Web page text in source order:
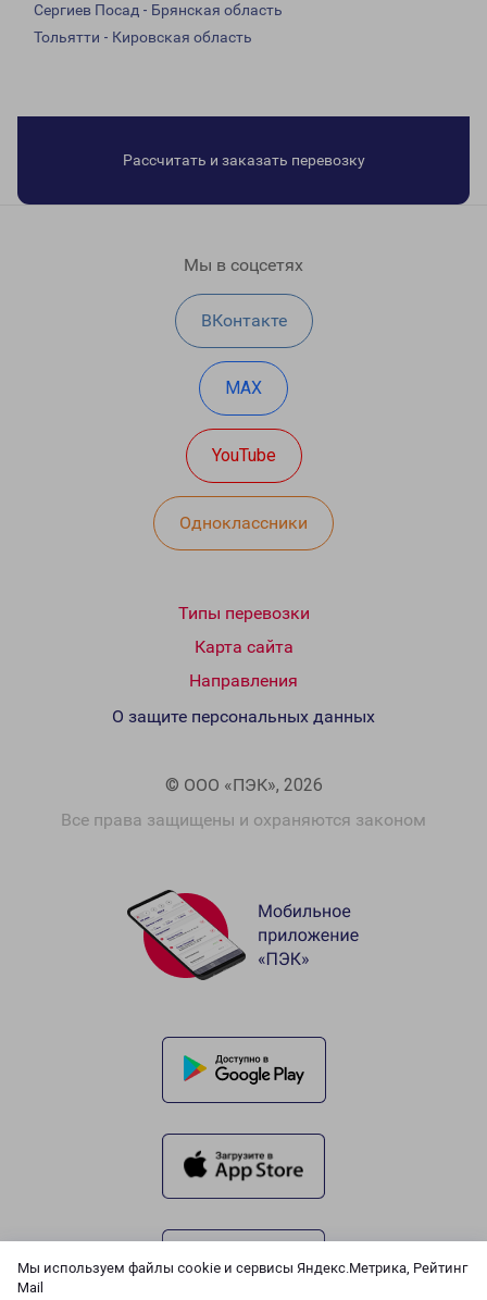
Мы используем файлы cookie и сервисы Яндекс.Метрика, Рейтинг
Mail
Сергиев Посад - Брянская область
Тольятти - Кировская область
Рассчитать и заказать перевозку
Мы в соцсетях
ВКонтакте
MAX
YouTube
Одноклассники
Типы перевозки
Карта сайта
Направления
© ООО «ПЭК», 2026
Все права защищены и охраняются законом
О защите персональных данных